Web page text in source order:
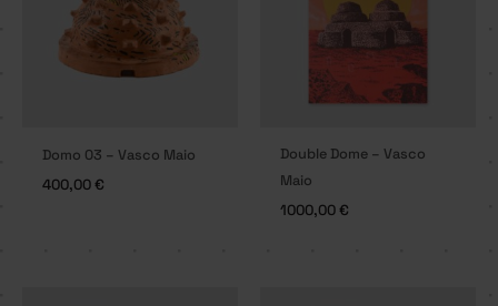
Domo 03 – Vasco Maio
400,00€
Double Dome – Vasco
Maio
1000,00€